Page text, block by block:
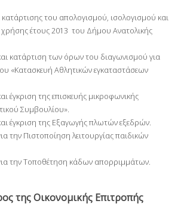
κατάρτισης του απολογισμού, ισολογισμού και
έτους 2013 του Δήμου Ανατολικής
κατάρτιση των όρων του διαγωνισμού για
«Κατασκευή Αθλητικών εγκαταστάσεων
έγκριση της επισκευής μικροφωνικής
Συμβουλίου».
έγκριση της Εξαγωγής πλωτών εξεδρών.
την Πιστοποίηση λειτουργίας παιδικών
την Τοποθέτηση κάδων απορριμμάτων.
της Οικονομικής Επιτροπής